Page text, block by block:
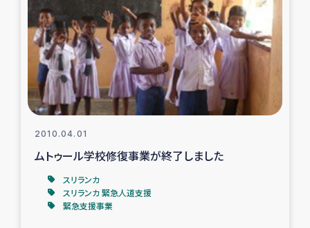
トルコ・シリア地震被災者支援
デニヤヤ小規模紅茶農家支援
コーヒー生産者支援
アイナロ県マウベシ郡でのコーヒー畑改善事業
ベイルート大規模爆発被災者支援
2010.04.01
ムトゥール学校修復事業が終了しました
スリランカ
スリランカ 緊急人道支援
緊急支援事業